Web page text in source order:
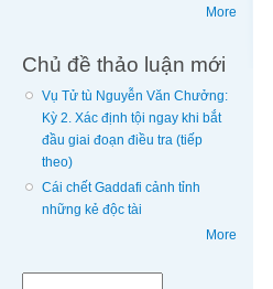
More
Chủ đề thảo luận mới
Vụ Tử tù Nguyễn Văn Chưởng:
Kỳ 2. Xác định tội ngay khi bắt
đầu giai đoạn điều tra (tiếp
theo)
Cái chết Gaddafi cảnh tỉnh
những kẻ độc tài
More